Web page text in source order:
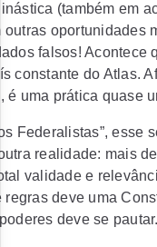
(também em
outras oportunidades
falsos! Acontece
constante do Atlas.
é uma prática quase
Federalistas”, esse
realidade: mais
validade e
deve uma
deve se pautar.